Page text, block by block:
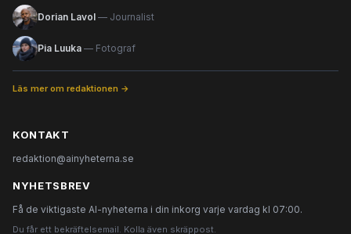
Dorian Lavol — Journalist
Pia Luuka — Fotograf
Läs mer om redaktionen →
KONTAKT
redaktion@ainyheterna.se
NYHETSBREV
Få de viktigaste AI-nyheterna i din inkorg varje vardag kl 07:00.
Du får ett bekräftelsemail. Kolla även skräppost.